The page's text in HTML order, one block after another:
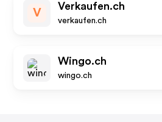
V
Verkaufen.ch
verkaufen.ch
Wingo.ch
wingo.ch